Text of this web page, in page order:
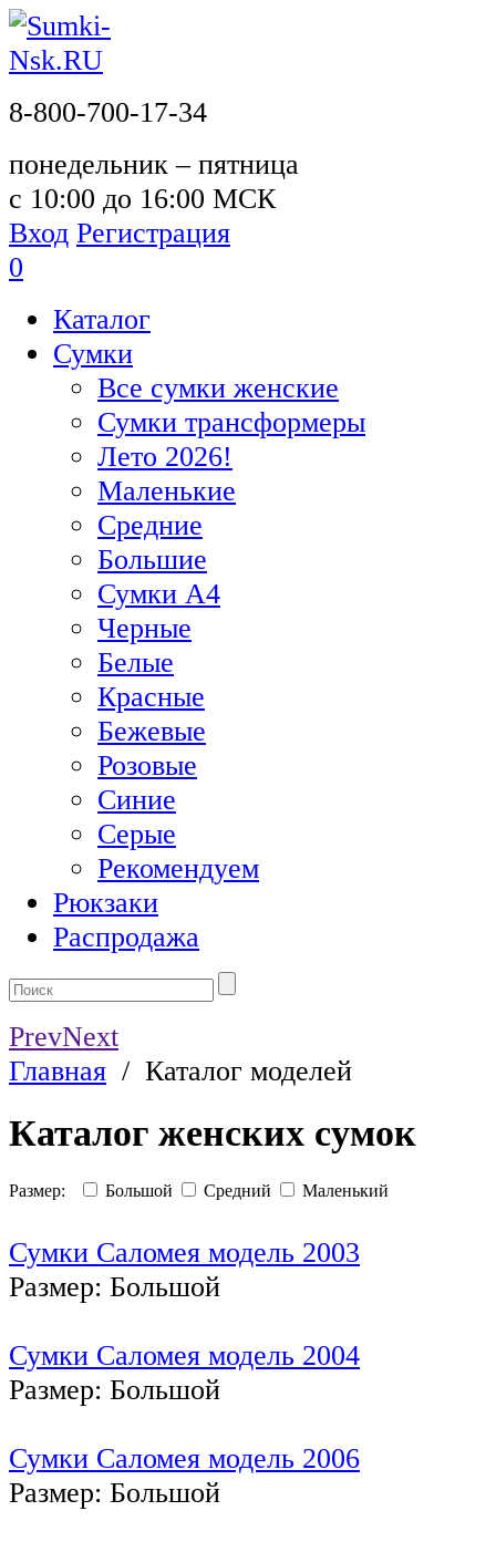
8-800-700-17-34
понедельник – пятница
с 10:00 до 16:00 МСК
Вход Регистрация
0
Каталог
Сумки
Все сумки женские
Сумки трансформеры
Лето 2026!
Маленькие
Средние
Большие
Сумки А4
Черные
Белые
Красные
Бежевые
Розовые
Синие
Серые
Рекомендуем
Рюкзаки
Распродажа
PrevNext
Главная / Каталог моделей
Каталог женских сумок
Размер: Большой Средний Маленький
Сумки Саломея модель 2003
Размер: Большой
Сумки Саломея модель 2004
Размер: Большой
Сумки Саломея модель 2006
Размер: Большой